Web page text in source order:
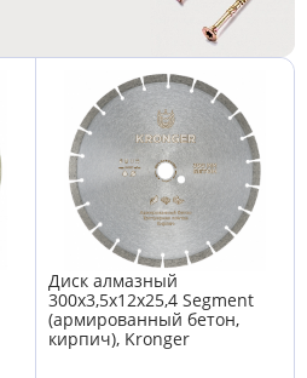
Диск алмазный
300x3,5х12х25,4 Segment
(армированный бетон,
кирпич), Kronger